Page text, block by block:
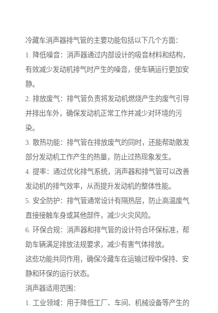
冷藏车消声器排气管的主要功能包括以下几个方面：
1. 降低噪音：消声器通过内部设计的吸音材料和结构，
有效减少发动机排气时产生的噪音，使车辆运行更加安
静。
2. 排放废气：排气管负责将发动机燃烧产生的废气引导
并排出车外，确保发动机正常工作并减少对环境的污
染。
3. 散热功能：排气管在排放废气的同时，还能帮助散发
部分发动机工作产生的热量，防止过热现象发生。
4. 提率：通过优化排气系统，消声器和排气管可以改善
发动机的排气效率，从而提升发动机的整体性能。
5. 安全防护：排气管通常设计有隔热层，防止高温废气
直接接触车身或其他部件，减少火灾风险。
6. 环保合规：消声器和排气管的设计符合环保标准，帮
助车辆满足排放法规要求，减少有害气体排放。
这些功能共同作用，确保冷藏车在运输过程中保持、安
静和环保的运行状态。
消声器适用范围：
1. 工业领域：用于降低工厂、车间、机械设备等产生的